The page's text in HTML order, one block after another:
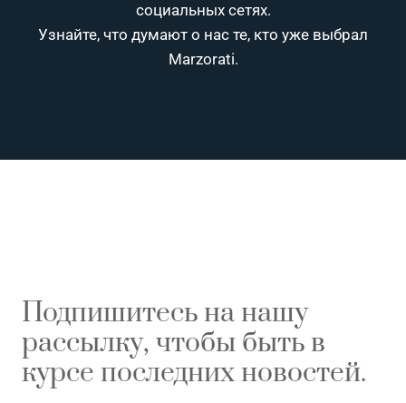
социальных сетях.
Узнайте, что думают о нас те, кто уже выбрал
Marzorati.
Подпишитесь на нашу
рассылку, чтобы быть в
курсе последних новостей.